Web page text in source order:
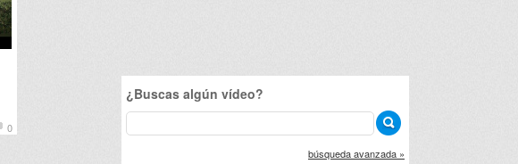
0
¿Buscas algún vídeo?
búsqueda avanzada »